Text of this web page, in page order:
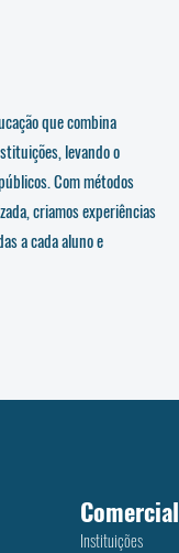
que combina
levando o
Com métodos
criamos experiências
a cada aluno e
Comercial
Instituições